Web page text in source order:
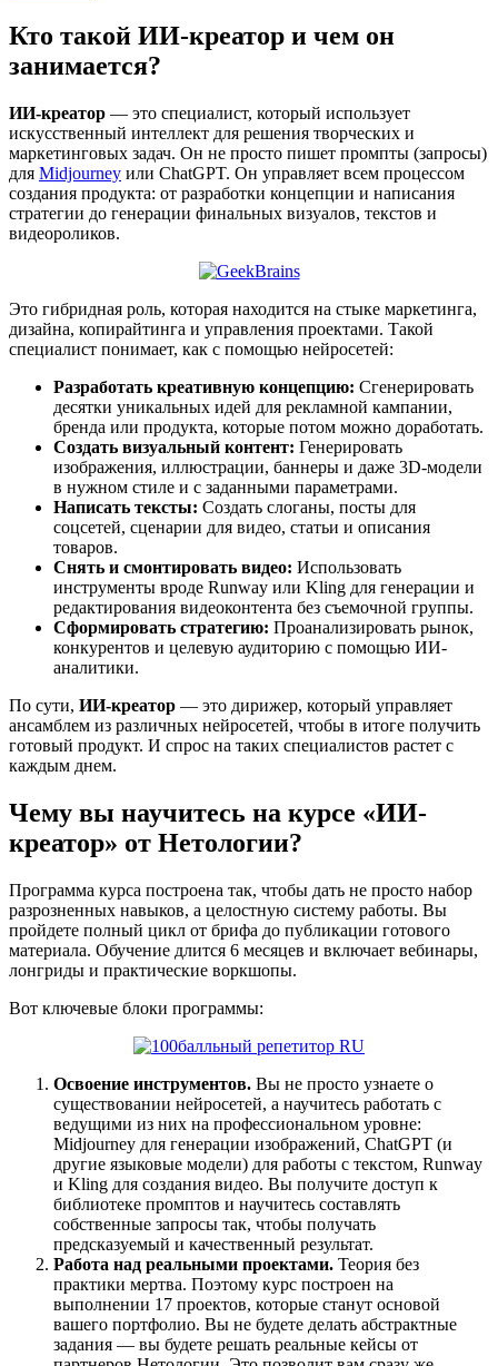
Кто такой ИИ-креатор и чем он
занимается?
ИИ-креатор — это специалист, который использует
искусственный интеллект для решения творческих и
маркетинговых задач. Он не просто пишет промпты (запросы)
для Midjourney или ChatGPT. Он управляет всем процессом
создания продукта: от разработки концепции и написания
стратегии до генерации финальных визуалов, текстов и
видеороликов.
Это гибридная роль, которая находится на стыке маркетинга,
дизайна, копирайтинга и управления проектами. Такой
специалист понимает, как с помощью нейросетей:
Разработать креативную концепцию: Сгенерировать
десятки уникальных идей для рекламной кампании,
бренда или продукта, которые потом можно доработать.
Создать визуальный контент: Генерировать
изображения, иллюстрации, баннеры и даже 3D-модели
в нужном стиле и с заданными параметрами.
Написать тексты: Создать слоганы, посты для
соцсетей, сценарии для видео, статьи и описания
товаров.
Снять и смонтировать видео: Использовать
инструменты вроде Runway или Kling для генерации и
редактирования видеоконтента без съемочной группы.
Сформировать стратегию: Проанализировать рынок,
конкурентов и целевую аудиторию с помощью ИИ-
аналитики.
По сути, ИИ-креатор — это дирижер, который управляет
ансамблем из различных нейросетей, чтобы в итоге получить
готовый продукт. И спрос на таких специалистов растет с
каждым днем.
Чему вы научитесь на курсе «ИИ-
креатор» от Нетологии?
Программа курса построена так, чтобы дать не просто набор
разрозненных навыков, а целостную систему работы. Вы
пройдете полный цикл от брифа до публикации готового
материала. Обучение длится 6 месяцев и включает вебинары,
лонгриды и практические воркшопы.
Вот ключевые блоки программы:
Освоение инструментов. Вы не просто узнаете о
существовании нейросетей, а научитесь работать с
ведущими из них на профессиональном уровне:
Midjourney для генерации изображений, ChatGPT (и
другие языковые модели) для работы с текстом, Runway
и Kling для создания видео. Вы получите доступ к
библиотеке промптов и научитесь составлять
собственные запросы так, чтобы получать
предсказуемый и качественный результат.
Работа над реальными проектами. Теория без
практики мертва. Поэтому курс построен на
выполнении 17 проектов, которые станут основой
вашего портфолио. Вы не будете делать абстрактные
задания — вы будете решать реальные кейсы от